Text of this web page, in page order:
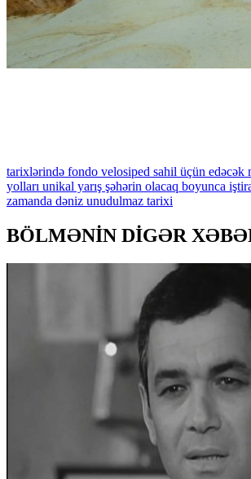
tarixlərində fondo velosiped sahil üçün edəcək
yolları unikal yarış şəhərin olacaq boyunca
zamanda dəniz unudulmaz tarixi
BÖLMƏNİN DİGƏR